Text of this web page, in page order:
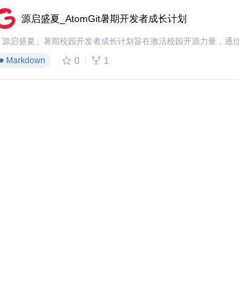
引擎的各项功能，开始你的创作之旅。
示最新效果。
源启盛夏_AtomGit暑期开发者成长计划
Markdown
0 1